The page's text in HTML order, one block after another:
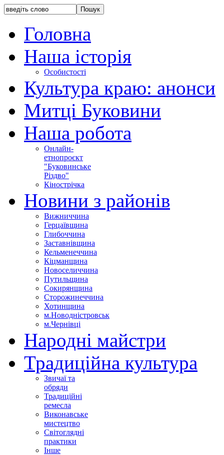
Головна
Наша історія
Особистості
Культура краю: анонси
Митці Буковини
Наша робота
Онлайн-
етнопроєкт
"Буковинське
Різдво"
Кінострічка
Новини з районів
Вижниччина
Герцаївщина
Глибоччина
Заставнівщина
Кельменеччина
Кіцманщина
Новоселиччина
Путильщина
Сокирянщина
Сторожинеччина
Хотинщина
м.Новодністровськ
м.Чернівці
Народні майстри
Традиційна культура
Звичаї та
обряди
Традиційні
ремесла
Виконавське
мистецтво
Світоглядні
практики
Інше